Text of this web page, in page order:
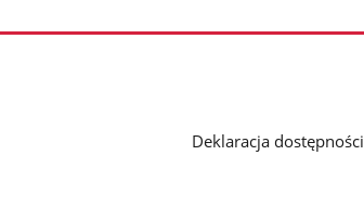
Deklaracja dostępności